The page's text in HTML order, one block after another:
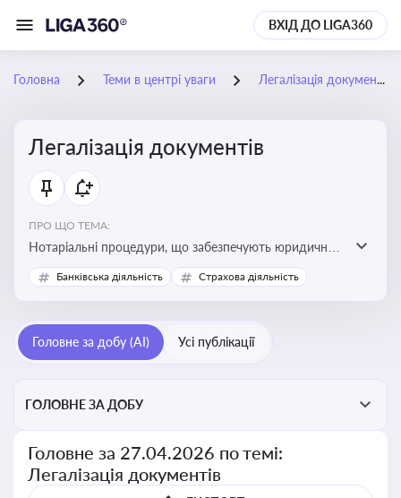
ВХІД ДО LIGA360
Головна Теми в центрі уваги Легалізація документів
Легалізація документів
ПРО ЩО ТЕМА:
Нотаріальні процедури, що забезпечують юридичну
чинність документів та їх використання в
правовідносинах, у тому числі за кордоном.
правильно оформлювати документи, уникати ризиків
недійсності та забезпечувати їх належне прийняття
Банківська діяльність Страхова діяльність
Головне за добу (AI) Усі публікації
ГОЛОВНЕ ЗА ДОБУ
Головне за 27.04.2026 по темі:
Легалізація документів